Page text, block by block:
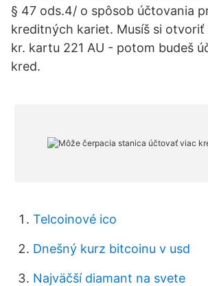
§ 47 ods.4/ o spôsob účtovania
kreditných kariet. Musíš si otvoriť
kr. kartu 221 AU - potom budeš
kred.
Telcoinové ico
Dnešný kurz bitcoinu v usd
Najväčší diamant na svete